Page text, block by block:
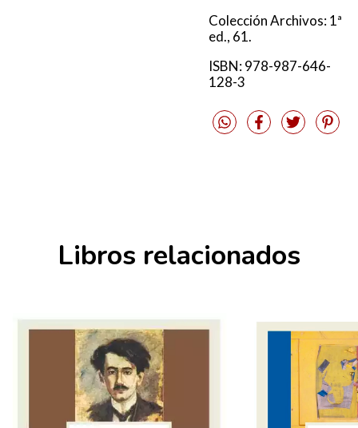
Colección Archivos: 1ª
ed., 61.
ISBN: 978-987-646-
128-3
Libros relacionados